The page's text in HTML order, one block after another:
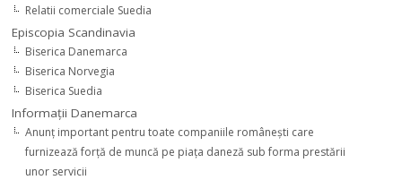
Relatii comerciale Suedia
Episcopia Scandinavia
Biserica Danemarca
Biserica Norvegia
Biserica Suedia
Informaţii Danemarca
Anunţ important pentru toate companiile româneşti care
furnizează forţă de muncă pe piaţa daneză sub forma prestării
unor servicii